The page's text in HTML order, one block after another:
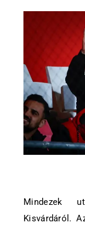
Mindezek
Kisvárdáról.